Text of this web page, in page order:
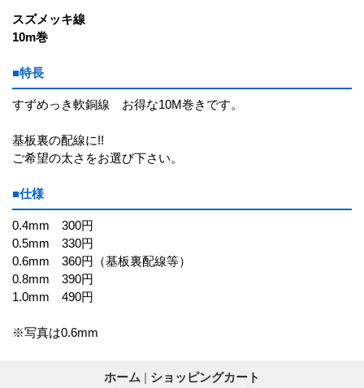
スズメッキ線
10m巻
■特長
すずめっき軟銅線 お得な10M巻きです。
基板裏の配線に!!
ご希望の太さをお選び下さい。
■仕様
0.4mm 300円
0.5mm 330円
0.6mm 360円（基板裏配線等）
0.8mm 390円
1.0mm 490円
※写真は0.6mm
ホーム | ショッピングカート